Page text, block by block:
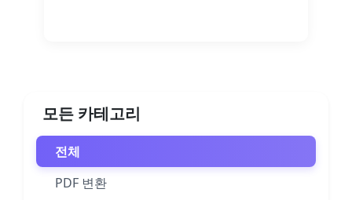
모든 카테고리
전체
PDF 변환